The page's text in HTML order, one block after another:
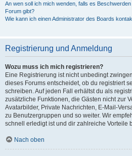
An wen soll ich mich wenden, falls es
Forum gibt?
Wie kann ich einen Administrator des Boards
Registrierung und Anmeldung
Wozu muss ich mich registrieren?
Eine Registrierung ist nicht unbedingt
dieses Forums entscheidet, ob du registriert
schreiben. Auf jeden Fall erhältst du als
zusätzliche Funktionen, die Gästen nicht zur
Avatarbilder, Private Nachrichten, E-Mail-
zu Benutzergruppen und so weiter. Wir
schnell erledigt ist und dir zahlreiche Vorteile
Nach oben